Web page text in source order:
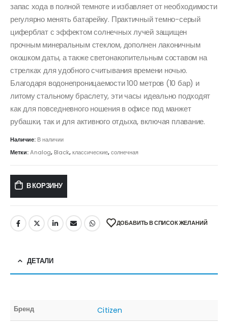
запас хода в полной темноте и избавляет от необходимости
регулярно менять батарейку. Практичный темно-серый
циферблат с эффектом солнечных лучей защищен
прочным минеральным стеклом, дополнен лаконичным
окошком даты, а также светонакопительным составом на
стрелках для удобного считывания времени ночью.
Благодаря водонепроницаемости 100 метров (10 бар) и
литому стальному браслету, эти часы идеально подходят
как для повседневного ношения в офисе под манжет
рубашки, так и для активного отдыха, включая плавание.
Наличие: В наличии
Метки:Analog, Black,классические,солнечная
В КОРЗИНУ
ДОБАВИТЬ В СПИСОК ЖЕЛАНИЙ
ДЕТАЛИ
Бренд Citizen